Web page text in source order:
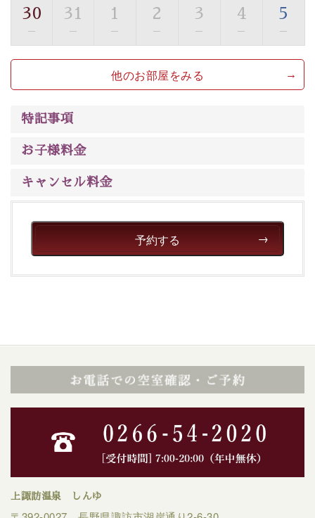
※交通規制などにより運行できない日がございます
※年末年始及び御柱祭前後は運行しておりません
以上がプラン内容です。
上諏訪温泉“しんゆ”なら諏訪大社など歴史ある諏訪の街
清らかな源泉、
みを感じていただける、美しく癒される宿で贅沢に幸せ
30
—
31
—
1
—
2
—
3
—
4
—
5
—
他のお部屋をみる
特記事項
お子様料金
キャンセル料金
予約する
上諏訪温泉 しんゆ